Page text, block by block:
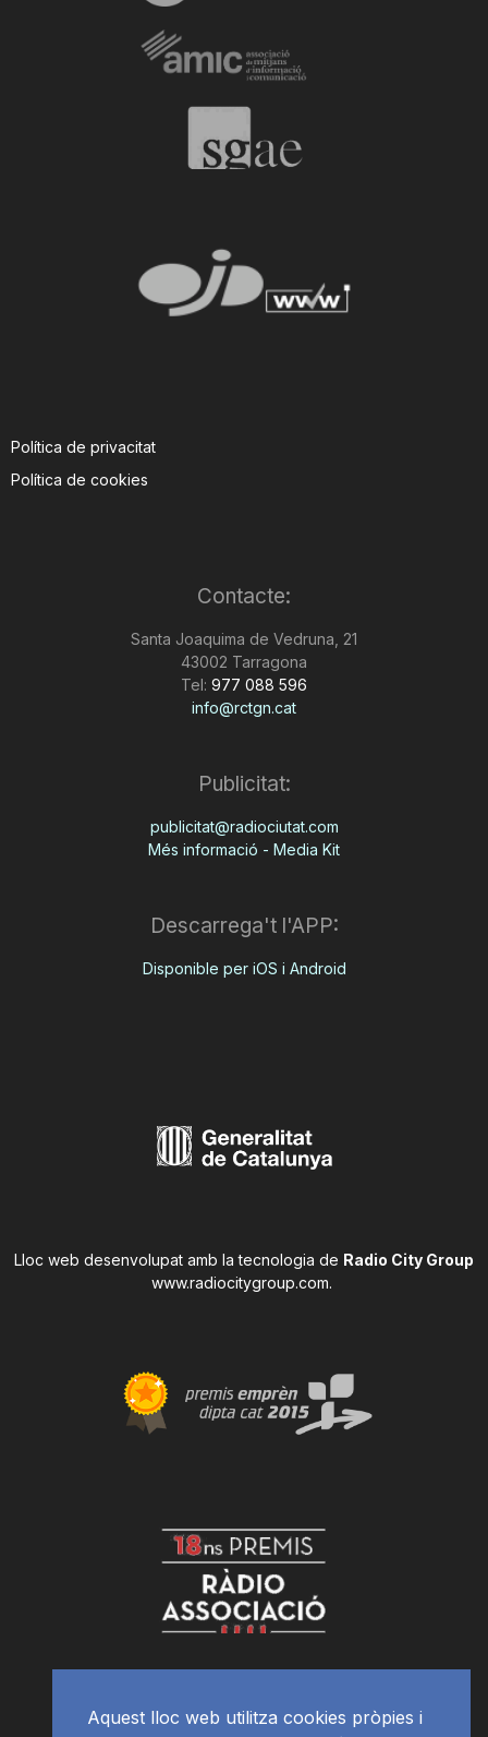
Política de privacitat
Política de cookies
Contacte:
Santa Joaquima de Vedruna, 21
43002 Tarragona
Tel: 977 088 596
info@rctgn.cat
Publicitat:
publicitat@radiociutat.com
Més informació - Media Kit
Descarrega't l'APP:
Disponible per iOS i Android
Lloc web desenvolupat amb la tecnologia de Radio City Group
www.radiocitygroup.com.
Aquest lloc web utilitza cookies pròpies i